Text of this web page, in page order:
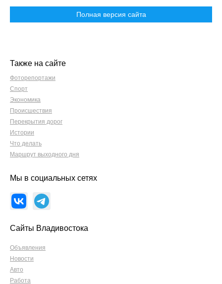
Полная версия сайта
Также на сайте
Фоторепортажи
Спорт
Экономика
Происшествия
Перекрытия дорог
Истории
Что делать
Маршрут выходного дня
Мы в социальных сетях
Сайты Владивостока
Объявления
Новости
Авто
Работа